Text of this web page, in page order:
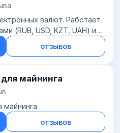
валют. Работает
(RUB, USD, KZT, UAH) и
USDT, TRX, XMR).
направления
отзывов
майнинга
майнинга
отзывов